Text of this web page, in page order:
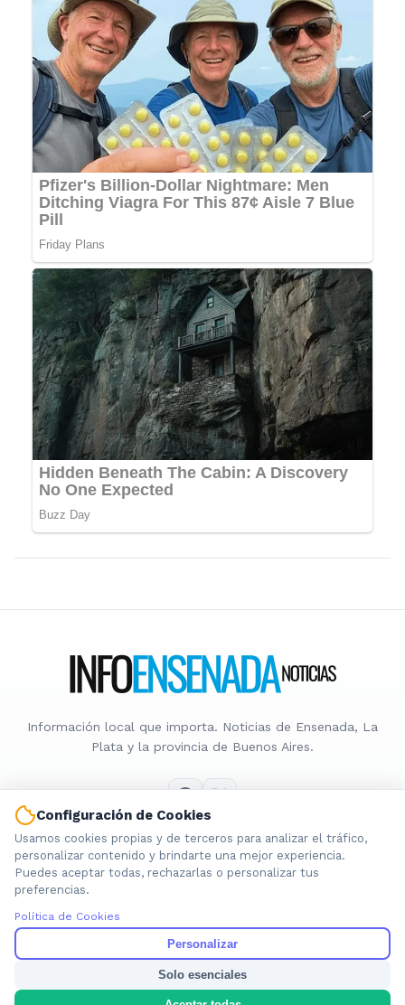
Información local que importa. Noticias de Ensenada, La
Plata y la provincia de Buenos Aires.
Nosotros
Cookies
Política de Contenido
Configuración de Cookies
Usamos cookies propias y de terceros para analizar el tráfico,
personalizar contenido y brindarte una mejor experiencia.
Puedes aceptar todas, rechazarlas o personalizar tus
preferencias.
Política de Cookies
Personalizar
Solo esenciales